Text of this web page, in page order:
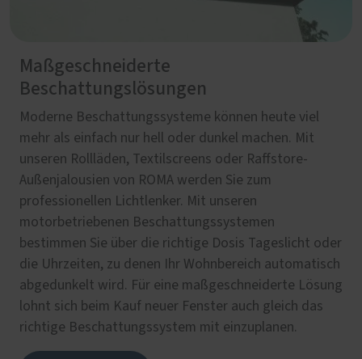
Maßgeschneiderte
Beschattungslösungen
Moderne Beschattungssysteme können heute viel
mehr als einfach nur hell oder dunkel machen. Mit
unseren Rollläden, Textilscreens oder Raffstore-
Außenjalousien von ROMA werden Sie zum
professionellen Lichtlenker. Mit unseren
motorbetriebenen Beschattungssystemen
bestimmen Sie über die richtige Dosis Tageslicht oder
die Uhrzeiten, zu denen Ihr Wohnbereich automatisch
abgedunkelt wird. Für eine maßgeschneiderte Lösung
lohnt sich beim Kauf neuer Fenster auch gleich das
richtige Beschattungssystem mit einzuplanen.